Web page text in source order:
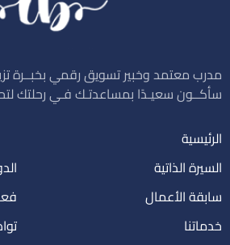
مدرب معتمد وخبير تسويق رقمي بخبــرة
سأكــون سعيـدًا بمساعدتـك فـي رحلتك
الرئيسية
السيرة الذاتية
سابقة الأعمال
خدماتنا